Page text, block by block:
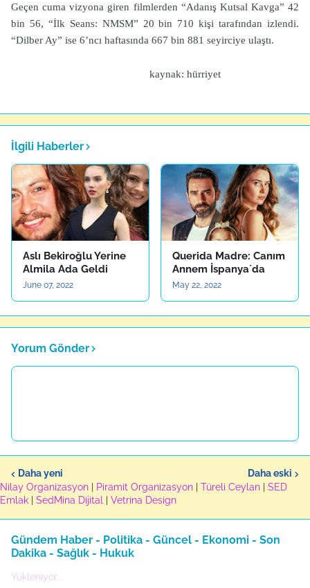
Geçen cuma vizyona giren filmlerden “Adanış Kutsal Kavga” 42
bin 56, “İlk Seans: NMSM” 20 bin 710 kişi tarafından izlendi.
“Dilber Ay” ise 6’ncı haftasında 667 bin 881 seyirciye ulaştı.
kaynak: hürriyet
İlgili Haberler
Aslı Bekiroğlu Yerine
Almila Ada Geldi
June 07, 2022
Querida Madre: Canım
Annem İspanya`da
May 22, 2022
Yorum Gönder
Daha yeni
Daha eski
Nilay Organizasyon | Piramit Organizasyon | Türeli Ceylan | SED
Emlak | SedMina Dijital | Vetrina Design
Gündem Haber - Politika - Güncel - Ekonomi - Son
Dakika - Sağlık - Hukuk
Yükleniyor...